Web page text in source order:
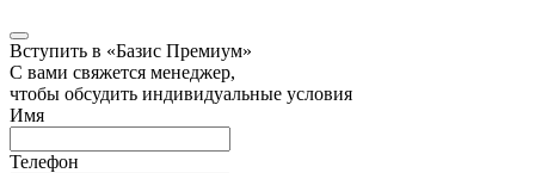
Вступить в «Базис Премиум»
С вами свяжется менеджер,
чтобы обсудить индивидуальные условия
Имя
Телефон